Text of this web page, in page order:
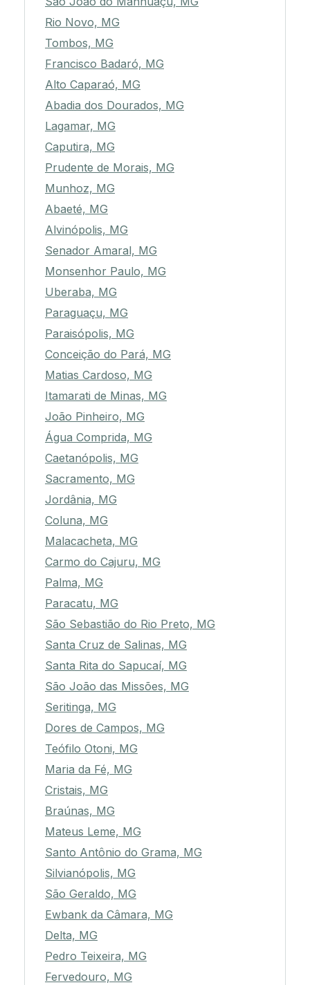
Rio Novo, MG
Tombos, MG
Francisco Badaró, MG
Alto Caparaó, MG
Abadia dos Dourados, MG
Lagamar, MG
Caputira, MG
Prudente de Morais, MG
Munhoz, MG
Abaeté, MG
Alvinópolis, MG
Senador Amaral, MG
Monsenhor Paulo, MG
Uberaba, MG
Paraguaçu, MG
Paraisópolis, MG
Conceição do Pará, MG
Matias Cardoso, MG
Itamarati de Minas, MG
João Pinheiro, MG
Água Comprida, MG
Caetanópolis, MG
Sacramento, MG
Jordânia, MG
Coluna, MG
Malacacheta, MG
Carmo do Cajuru, MG
Palma, MG
Paracatu, MG
São Sebastião do Rio Preto, MG
Santa Cruz de Salinas, MG
Santa Rita do Sapucaí, MG
São João das Missões, MG
Seritinga, MG
Dores de Campos, MG
Teófilo Otoni, MG
Maria da Fé, MG
Cristais, MG
Braúnas, MG
Mateus Leme, MG
Santo Antônio do Grama, MG
Silvianópolis, MG
São Geraldo, MG
Ewbank da Câmara, MG
Delta, MG
Pedro Teixeira, MG
Fervedouro, MG